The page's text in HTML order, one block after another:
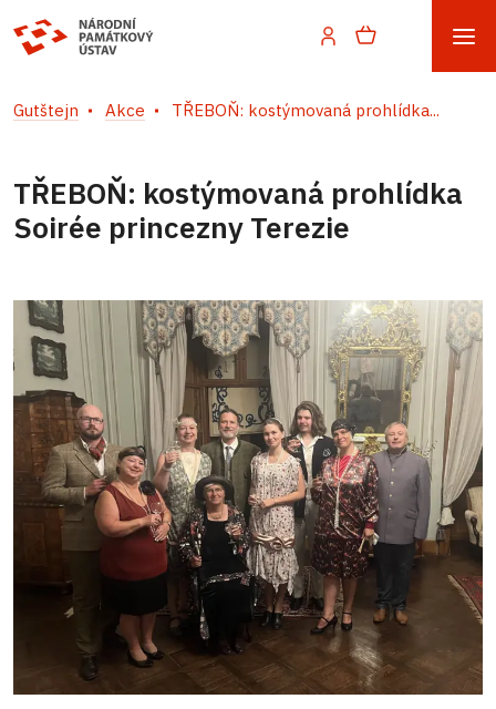
Gutštejn Akce TŘEBOŇ: kostýmovaná prohlídka...
TŘEBOŇ: kostýmovaná prohlídka
Soirée princezny Terezie